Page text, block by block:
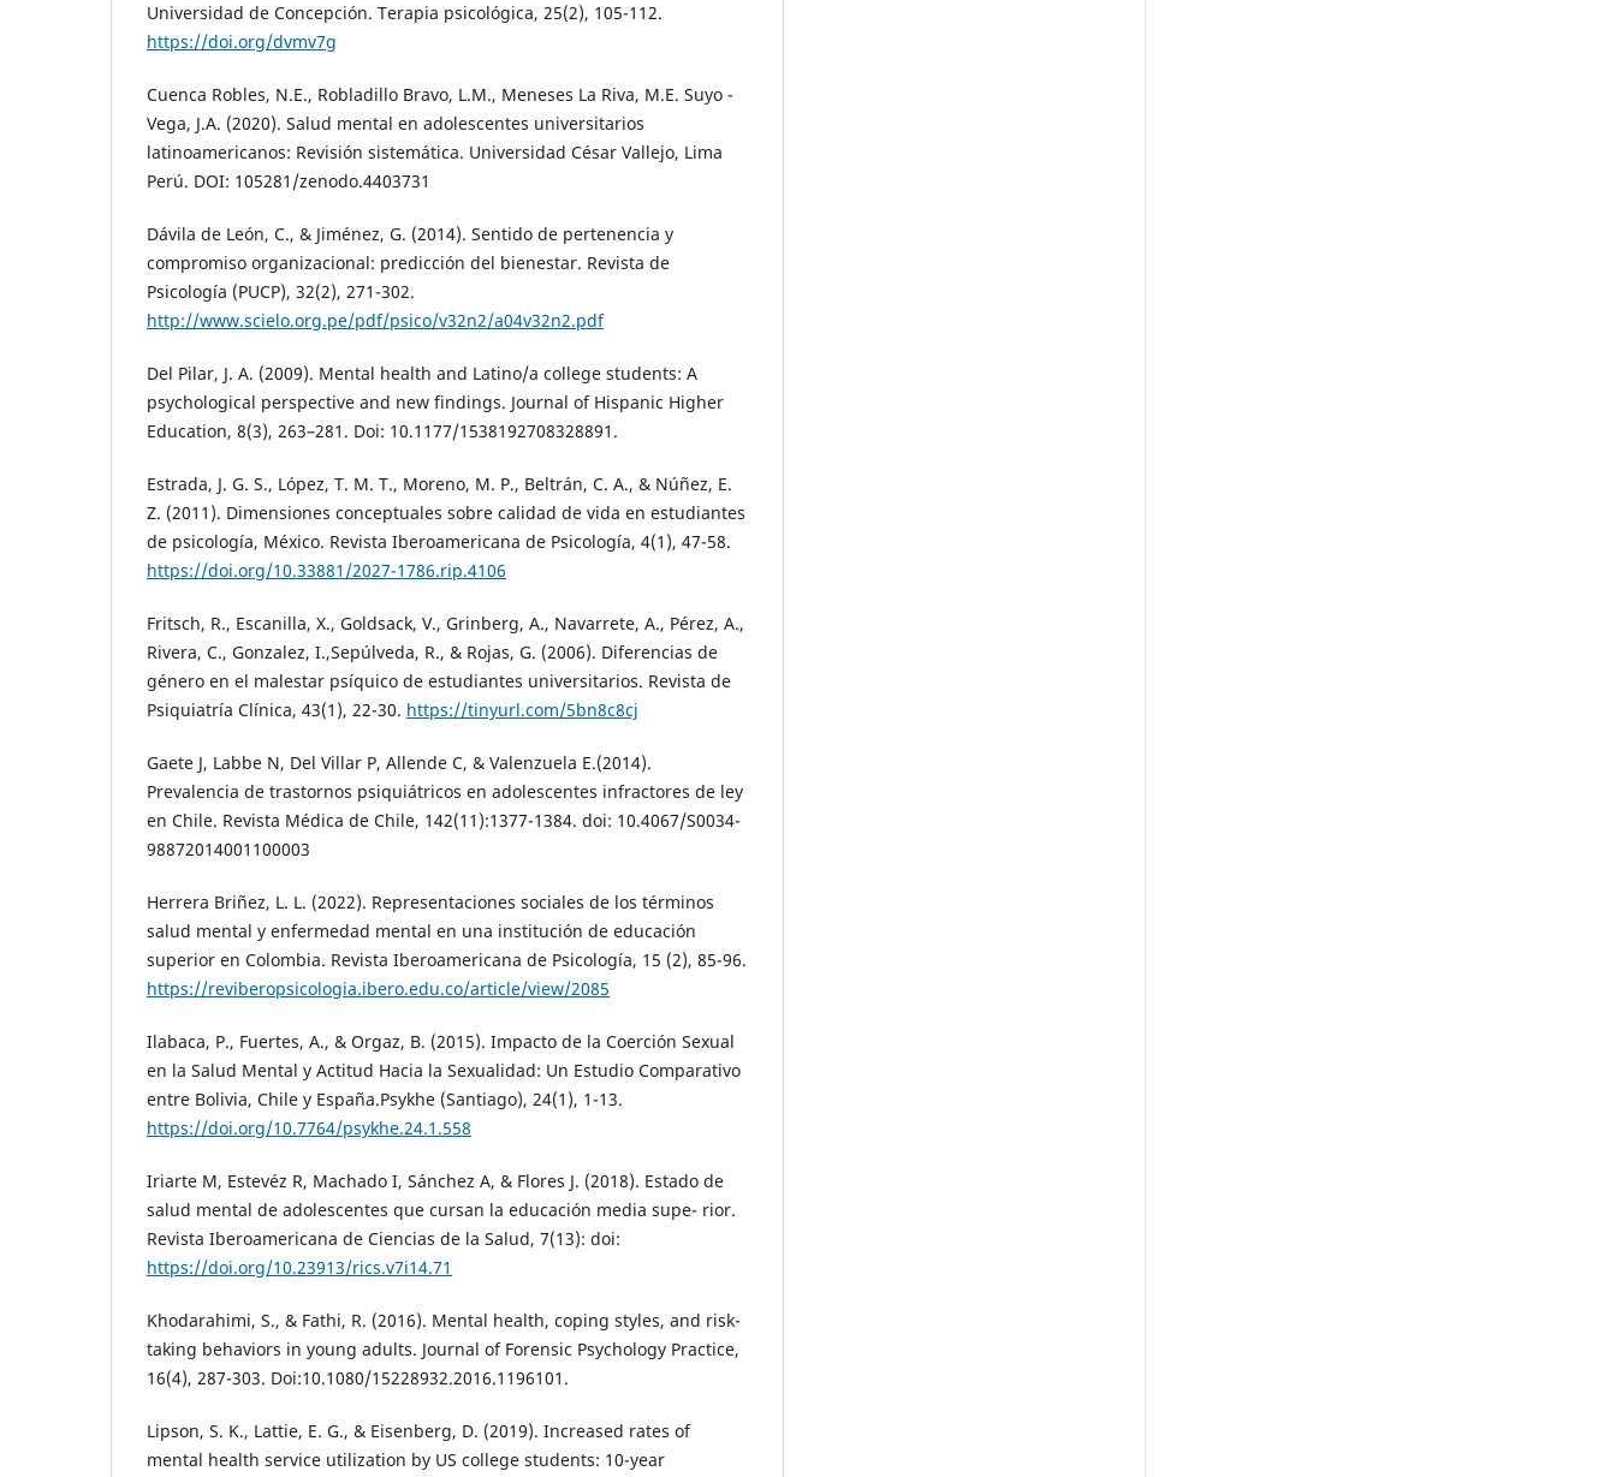
Universidad de Concepción. Terapia psicológica, 25(2), 105-112.
https://doi.org/dvmv7g
Cuenca Robles, N.E., Robladillo Bravo, L.M., Meneses La Riva, M.E. Suyo -
Vega, J.A. (2020). Salud mental en adolescentes universitarios
latinoamericanos: Revisión sistemática. Universidad César Vallejo, Lima
Perú. DOI: 105281/zenodo.4403731
Dávila de León, C., & Jiménez, G. (2014). Sentido de pertenencia y
compromiso organizacional: predicción del bienestar. Revista de
Psicología (PUCP), 32(2), 271-302.
http://www.scielo.org.pe/pdf/psico/v32n2/a04v32n2.pdf
Del Pilar, J. A. (2009). Mental health and Latino/a college students: A
psychological perspective and new findings. Journal of Hispanic Higher
Education, 8(3), 263–281. Doi: 10.1177/1538192708328891.
Estrada, J. G. S., López, T. M. T., Moreno, M. P., Beltrán, C. A., & Núñez, E.
Z. (2011). Dimensiones conceptuales sobre calidad de vida en estudiantes
de psicología, México. Revista Iberoamericana de Psicología, 4(1), 47-58.
https://doi.org/10.33881/2027-1786.rip.4106
Fritsch, R., Escanilla, X., Goldsack, V., Grinberg, A., Navarrete, A., Pérez, A.,
Rivera, C., Gonzalez, I.,Sepúlveda, R., & Rojas, G. (2006). Diferencias de
género en el malestar psíquico de estudiantes universitarios. Revista de
Psiquiatría Clínica, 43(1), 22-30. https://tinyurl.com/5bn8c8cj
Gaete J, Labbe N, Del Villar P, Allende C, & Valenzuela E.(2014).
Prevalencia de trastornos psiquiátricos en adolescentes infractores de ley
en Chile. Revista Médica de Chile, 142(11):1377-1384. doi: 10.4067/S0034-
98872014001100003
Herrera Briñez, L. L. (2022). Representaciones sociales de los términos
salud mental y enfermedad mental en una institución de educación
superior en Colombia. Revista Iberoamericana de Psicología, 15 (2), 85-96.
https://reviberopsicologia.ibero.edu.co/article/view/2085
Ilabaca, P., Fuertes, A., & Orgaz, B. (2015). Impacto de la Coerción Sexual
en la Salud Mental y Actitud Hacia la Sexualidad: Un Estudio Comparativo
entre Bolivia, Chile y España.Psykhe (Santiago), 24(1), 1-13.
https://doi.org/10.7764/psykhe.24.1.558
Iriarte M, Estevéz R, Machado I, Sánchez A, & Flores J. (2018). Estado de
salud mental de adolescentes que cursan la educación media supe- rior.
Revista Iberoamericana de Ciencias de la Salud, 7(13): doi:
https://doi.org/10.23913/rics.v7i14.71
Khodarahimi, S., & Fathi, R. (2016). Mental health, coping styles, and risk-
taking behaviors in young adults. Journal of Forensic Psychology Practice,
16(4), 287-303. Doi:10.1080/15228932.2016.1196101.
Lipson, S. K., Lattie, E. G., & Eisenberg, D. (2019). Increased rates of
mental health service utilization by US college students: 10-year